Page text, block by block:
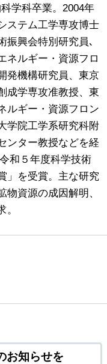
学科卒業。2004年
ステム工学専攻博士
振興会特別研究員､
ネルギー・資源フロ
発機構研究員、東京
成学専攻准教授、東
ルギー・資源フロン
学院工学系研究科附
ンター教授などを経
和５年度科学技術
」を受賞。主な研究
資源の成因解明、
お知らせを